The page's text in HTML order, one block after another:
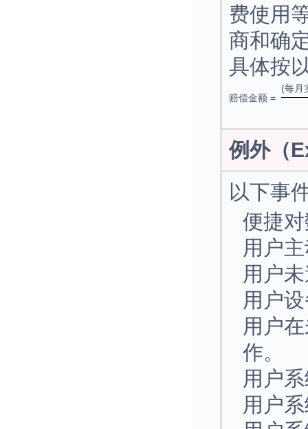
费使用
商和确
具体按
赔偿金额 =
(每月
例外（
以下事
便捷
用户
用户
用户
用户
作。
用户
用户